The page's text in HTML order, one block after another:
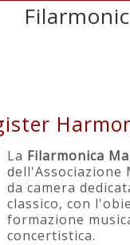
La Filarmonica
dell'Associazione
da camera
classico, con
formazione
concertistica.